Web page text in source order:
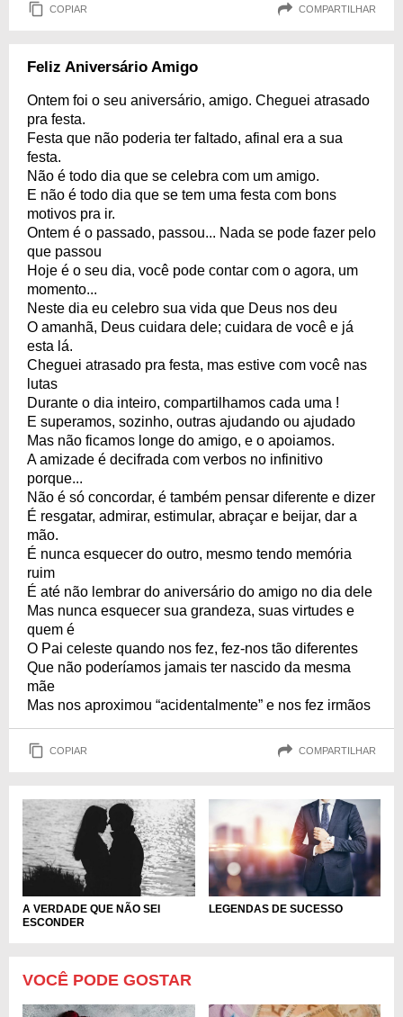
COPIAR COMPARTILHAR
Feliz Aniversário Amigo
Ontem foi o seu aniversário, amigo. Cheguei atrasado
pra festa.
Festa que não poderia ter faltado, afinal era a sua
festa.
Não é todo dia que se celebra com um amigo.
E não é todo dia que se tem uma festa com bons
motivos pra ir.
Ontem é o passado, passou... Nada se pode fazer pelo
que passou
Hoje é o seu dia, você pode contar com o agora, um
momento...
Neste dia eu celebro sua vida que Deus nos deu
O amanhã, Deus cuidara dele; cuidara de você e já
esta lá.
Cheguei atrasado pra festa, mas estive com você nas
lutas
Durante o dia inteiro, compartilhamos cada uma !
E superamos, sozinho, outras ajudando ou ajudado
Mas não ficamos longe do amigo, e o apoiamos.
A amizade é decifrada com verbos no infinitivo
porque...
Não é só concordar, é também pensar diferente e dizer
É resgatar, admirar, estimular, abraçar e beijar, dar a
mão.
É nunca esquecer do outro, mesmo tendo memória
ruim
É até não lembrar do aniversário do amigo no dia dele
Mas nunca esquecer sua grandeza, suas virtudes e
quem é
O Pai celeste quando nos fez, fez-nos tão diferentes
Que não poderíamos jamais ter nascido da mesma
mãe
Mas nos aproximou “acidentalmente” e nos fez irmãos
COPIAR COMPARTILHAR
A VERDADE QUE NÃO SEI
ESCONDER
LEGENDAS DE SUCESSO
VOCÊ PODE GOSTAR